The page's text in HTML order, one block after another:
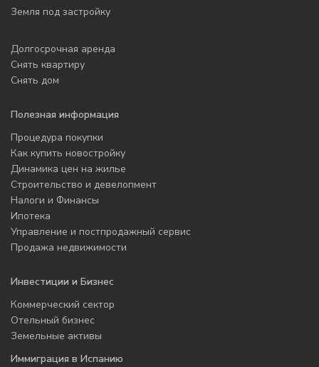
Земля под застройку
Долгосрочная аренда
Снять квартиру
Снять дом
Полезная информация
Процедура покупки
Как купить новостройку
Динамика цен на жилье
Строительство и девелопмент
Налоги и Финансы
Ипотека
Управление и постпродажный сервис
Продажа недвижимости
Инвестиции и Бизнес
Коммерческий сектор
Отельный бизнес
Земельные активы
Иммиграция в Испанию